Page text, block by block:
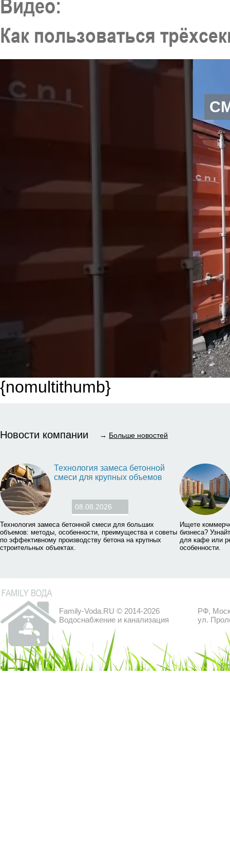
Видео:
Как пользоваться
{nomultithumb}
Новости компании → Больше новостей
Технология замеса бетонной
смеси для крупных объемов
08.08.2026
Технология замеса бетонной смеси для больших
объемов: методы, особенности, преимущества и советы
по эффективному производству бетона на крупных
строительных объектах.
Ищете
бизнеса?
для кафе или
особенности.
Family-Voda.RU © 2014-2026
Водоснабжение и канализация
РФ,
ул.